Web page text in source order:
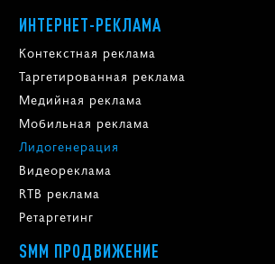
ИНТЕРНЕТ-РЕКЛАМА
Контекстная реклама
Таргетированная реклама
Медийная реклама
Мобильная реклама
Лидогенерация
Видеореклама
RTB реклама
Ретаргетинг
SMM ПРОДВИЖЕНИЕ